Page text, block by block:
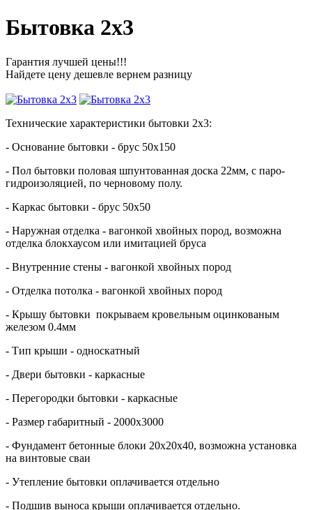
Бытовка 2х3
Гарантия лучшей цены!!!
Найдете цену дешевле вернем разницу
Технические характеристики бытовки 2х3:
- Основание бытовки - брус 50х150
- Пол бытовки половая шпунтованная доска 22мм, с паро-
гидроизоляцией, по черновому полу.
- Каркас бытовки - брус 50х50
- Наружная отделка - вагонкой хвойных пород, возможна
отделка блокхаусом или имитацией бруса
- Внутренние стены - вагонкой хвойных пород
- Отделка потолка - вагонкой хвойных пород
- Крышу бытовки покрываем кровельным оцинкованым
железом 0.4мм
- Тип крыши - односкатный
- Двери бытовки - каркасные
- Перегородки бытовки - каркасные
- Размер габаритный - 2000х3000
- Фундамент бетонные блоки 20х20х40, возможна установка
на винтовые сваи
- Утепление бытовки оплачивается отдельно
- Подшив выноса крыши оплачивается отдельно.